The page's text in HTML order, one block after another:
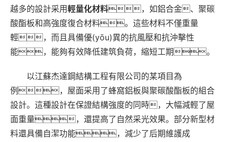
越多的設計采用輕量化材料，如鋁合金、聚碳
酸酯板和高強度復合材料。這些材料不僅重量
輕，而且具備優(yōu)異的抗風壓和抗沖擊性
能，能夠有效降低建筑負荷，縮短工期。
以江蘇杰達鋼結構工程有限公司的某項目為
例，屋面采用了蜂窩鋁板與聚碳酸酯板的組合
設計。這種設計在保證結構強度的同時，大幅減輕了屋
面重量，還提高了自然采光效果。部分新型材
料還具備自潔功能，減少了后期維護成